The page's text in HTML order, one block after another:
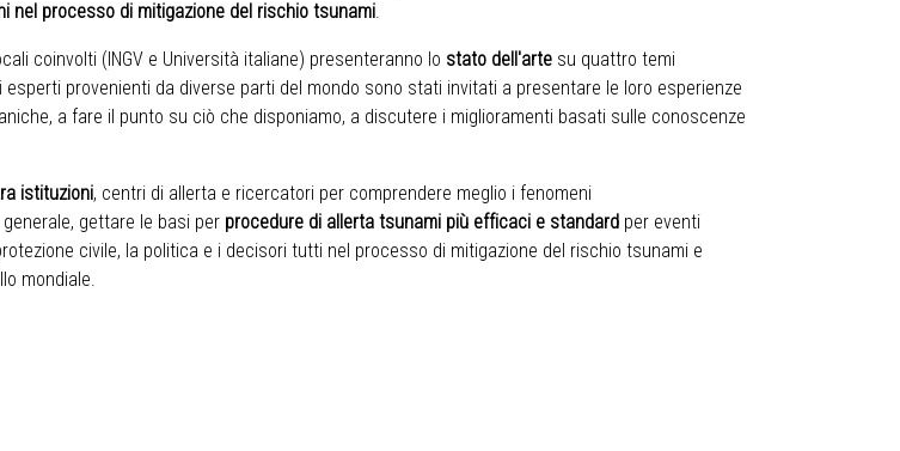
nel processo di mitigazione del rischio tsunami.
coinvolti (INGV e Università italiane) presenteranno lo stato dell'arte su quattro temi
provenienti da diverse parti del mondo sono stati invitati a presentare le loro esperienze
a fare il punto su ciò che disponiamo, a discutere i miglioramenti basati sulle conoscenze
istituzioni, centri di allerta e ricercatori per comprendere meglio i fenomeni
gettare le basi per procedure di allerta tsunami più efficaci e standard per eventi
civile, la politica e i decisori tutti nel processo di mitigazione del rischio tsunami e
mondiale.